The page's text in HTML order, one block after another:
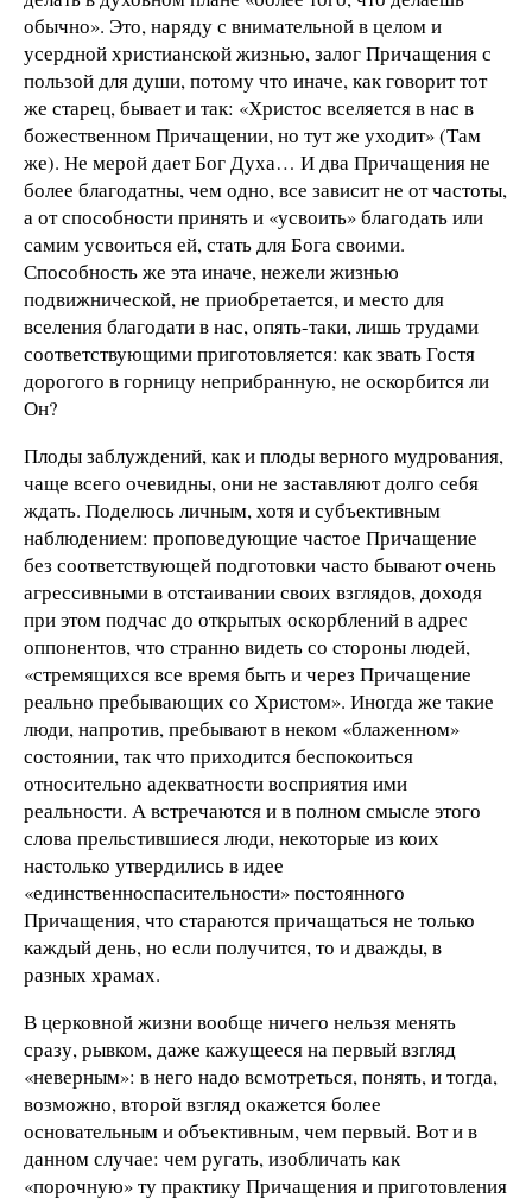
обычно». Это, наряду с внимательной в целом и
усердной христианской жизнью, залог Причащения с
пользой для души, потому что иначе, как говорит тот
же старец, бывает и так: «Христос вселяется в нас в
божественном Причащении, но тут же уходит» (Там
же). Не мерой дает Бог Духа… И два Причащения не
более благодатны, чем одно, все зависит не от частоты,
а от способности принять и «усвоить» благодать или
самим усвоиться ей, стать для Бога своими.
Способность же эта иначе, нежели жизнью
подвижнической, не приобретается, и место для
вселения благодати в нас, опять-таки, лишь трудами
соответствующими приготовляется: как звать Гостя
дорогого в горницу неприбранную, не оскорбится ли
Он?
Плоды заблуждений, как и плоды верного мудрования,
чаще всего очевидны, они не заставляют долго себя
ждать. Поделюсь личным, хотя и субъективным
наблюдением: проповедующие частое Причащение
без соответствующей подготовки часто бывают очень
агрессивными в отстаивании своих взглядов, доходя
при этом подчас до открытых оскорблений в адрес
оппонентов, что странно видеть со стороны людей,
«стремящихся все время быть и через Причащение
реально пребывающих со Христом». Иногда же такие
люди, напротив, пребывают в неком «блаженном»
состоянии, так что приходится беспокоиться
относительно адекватности восприятия ими
реальности. А встречаются и в полном смысле этого
слова прельстившиеся люди, некоторые из коих
настолько утвердились в идее
«единственноспасительности» постоянного
Причащения, что стараются причащаться не только
каждый день, но если получится, то и дважды, в
разных храмах.
В церковной жизни вообще ничего нельзя менять
сразу, рывком, даже кажущееся на первый взгляд
«неверным»: в него надо всмотреться, понять, и тогда,
возможно, второй взгляд окажется более
основательным и объективным, чем первый. Вот и в
данном случае: чем ругать, изобличать как
«порочную» ту практику Причащения и приготовления